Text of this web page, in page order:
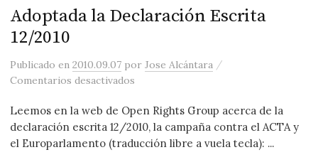
Adoptada la Declaración Escrita
12/2010
Publicadoen2010.09.07 porJose Alcántara /
Comentarios desactivados
Leemos en la web de Open Rights Group acerca de la
declaración escrita 12/2010, la campaña contra el ACTA y
el Europarlamento (traducción libre a vuela tecla): ...